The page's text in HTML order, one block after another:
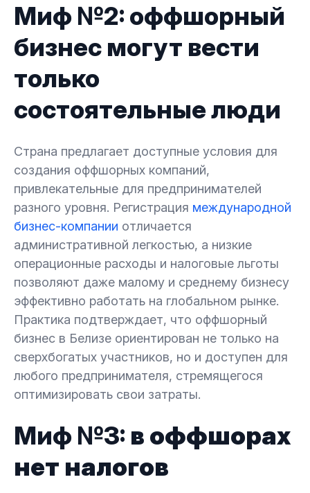
Миф №2: оффшорный
бизнес могут вести
только
состоятельные люди
Страна предлагает доступные условия для
создания оффшорных компаний,
привлекательные для предпринимателей
разного уровня. Регистрация международной
бизнес-компании отличается
административной легкостью, а низкие
операционные расходы и налоговые льготы
позволяют даже малому и среднему бизнесу
эффективно работать на глобальном рынке.
Практика подтверждает, что оффшорный
бизнес в Белизе ориентирован не только на
сверхбогатых участников, но и доступен для
любого предпринимателя, стремящегося
оптимизировать свои затраты.
Миф №3: в оффшорах
нет налогов